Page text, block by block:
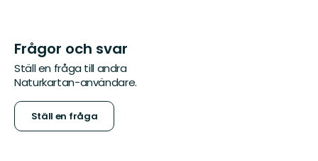
Frågor och svar
Ställ en fråga till andra
Naturkartan-användare.
Ställ en fråga